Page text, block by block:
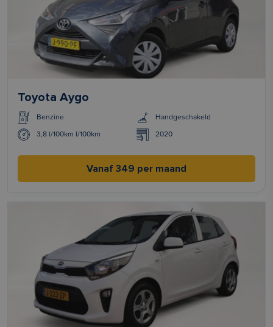
Toyota Aygo
Benzine Handgeschakeld
3,8 l/100km l/100km 2020
Vanaf 349 per maand